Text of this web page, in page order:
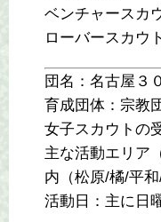
ベンチャースカ
ローバースカウ
団名：名古屋３
育成団体：宗教
女子スカウトの
主な活動エリア
内（松原/橘/平和
活動日：主に日